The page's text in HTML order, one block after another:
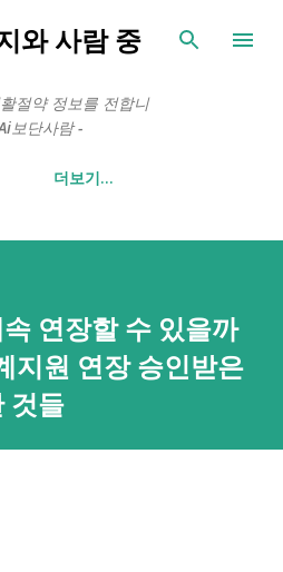
텐츠로 건너뛰기
와 사람 중
활절약 정보를 전합니
보단사람 -
더보기…
연장할 수 있을까
지원 연장 승인받은
것들